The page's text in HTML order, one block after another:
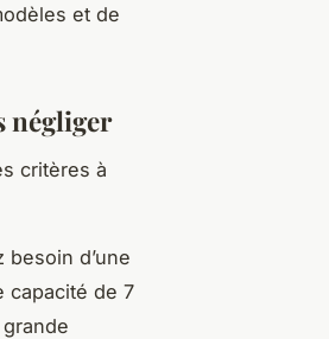
et de
négliger
critères à
d’une
capacité de 7